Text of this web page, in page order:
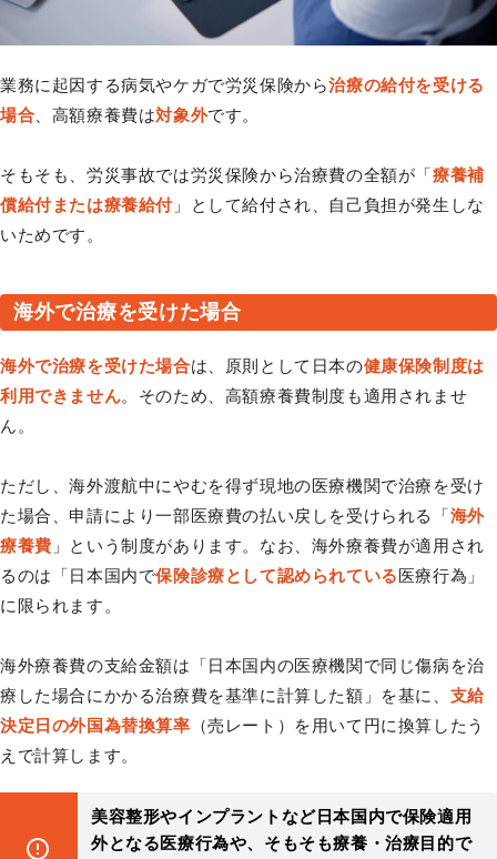
業務に起因する病気やケガで労災保険から治療の給付を受ける
場合 、高額療養費は対象外です。
そもそも、労災事故では労災保険から治療費の全額が「療養補
償給付または療養給付 」として給付され、自己負担が発生しな
いためです。
海外で治療を受けた場合
海外で治療を受けた場合は、原則として日本の健康保険制度は
利用できません。そのため、高額療養費制度も適用されませ
ん。
ただし、海外渡航中にやむを得ず現地の医療機関で治療を受け
た場合、申請により一部医療費の払い戻しを受けられる「海外
療養費 」という制度があります。なお、海外療養費が適用され
るのは「日本国内で保険診療として認められている医療行為」
に限られます。
海外療養費の支給金額は「日本国内の医療機関で同じ傷病を治
療した場合にかかる治療費を基準に計算した額」を基に、 支給
決定日の外国為替換算率 （売レート）を用いて円に換算したう
えで計算します。
美容整形やインプラントなど日本国内で保険適用
外となる医療行為や、そもそも療養・治療目的で